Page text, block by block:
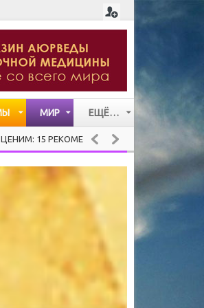
МИР ЕЩЁ…
СТАТЬИ
ХЕНДРИ ВЕЙСИНГЕРА О